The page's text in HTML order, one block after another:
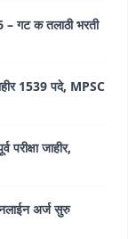
क तलाठी भरती
1539 पदे, MPSC
जाहीर,
अर्ज सुरु